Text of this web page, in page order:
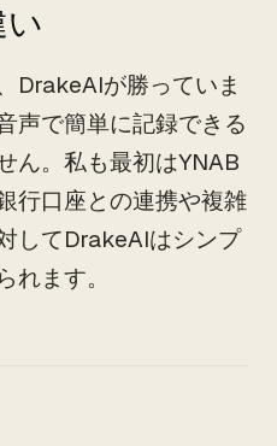
DrakeAIが勝っていま
声で簡単に記録できる
ん。私も最初はYNAB
行口座との連携や複雑
してDrakeAIはシンプ
れます。